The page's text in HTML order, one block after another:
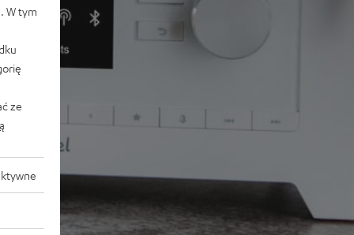
W tym
ze